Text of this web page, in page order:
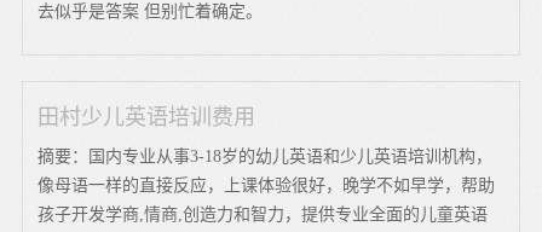
去似乎是答案 但别忙着确定。
田村少儿英语培训费用
摘要：国内专业从事3-18岁的幼儿英语和少儿英语培训机构，
像母语一样的直接反应，上课体验很好，晚学不如早学，帮助
孩子开发学商,情商,创造力和智力，提供专业全面的儿童英语